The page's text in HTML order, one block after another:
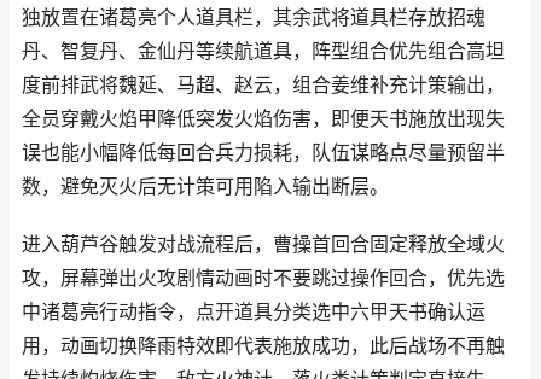
独放置在诸葛亮个人道具栏，其余武将道具栏存放招魂
丹、智复丹、金仙丹等续航道具，阵型组合优先组合高坦
度前排武将魏延、马超、赵云，组合姜维补充计策输出，
全员穿戴火焰甲降低突发火焰伤害，即便天书施放出现失
误也能小幅降低每回合兵力损耗，队伍谋略点尽量预留半
数，避免灭火后无计策可用陷入输出断层。
进入葫芦谷触发对战流程后，曹操首回合固定释放全域火
攻，屏幕弹出火攻剧情动画时不要跳过操作回合，优先选
中诸葛亮行动指令，点开道具分类选中六甲天书确认运
用，动画切换降雨特效即代表施放成功，此后战场不再触